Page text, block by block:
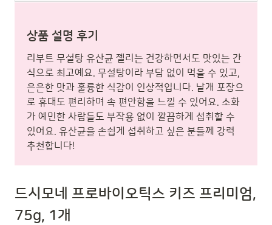
상품 설명 후기
리부트 무설탕 유산균 젤리는 건강하면서도 맛있는 간
식으로 최고예요. 무설탕이라 부담 없이 먹을 수 있고,
은은한 맛과 훌륭한 식감이 인상적입니다. 낱개 포장으
로 휴대도 편리하며 속 편안함을 느낄 수 있어요. 소화
가 예민한 사람들도 부작용 없이 깔끔하게 섭취할 수
있어요. 유산균을 손쉽게 섭취하고 싶은 분들께 강력
추천합니다!
드시모네 프로바이오틱스 키즈 프리미엄,
75g, 1개